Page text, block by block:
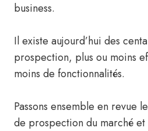
business.
Il existe aujourd’hui des
prospection, plus ou moins
moins de fonctionnalités.
Passons ensemble en revue
de prospection du marché